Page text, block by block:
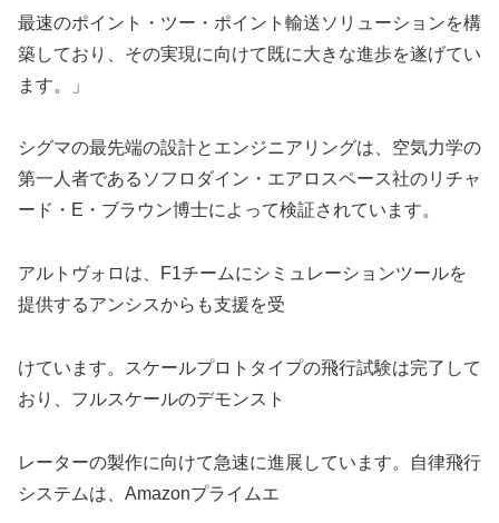
最速のポイント・ツー・ポイント輸送ソリューションを構
築しており、その実現に向けて既に大きな進歩を遂げてい
ます。」
シグマの最先端の設計とエンジニアリングは、空気力学の
第一人者であるソフロダイン・エアロスペース社のリチャ
ード・E・ブラウン博士によって検証されています。
アルトヴォロは、F1チームにシミュレーションツールを
提供するアンシスからも支援を受
けています。スケールプロトタイプの飛行試験は完了して
おり、フルスケールのデモンスト
レーターの製作に向けて急速に進展しています。自律飛行
システムは、Amazonプライムエ